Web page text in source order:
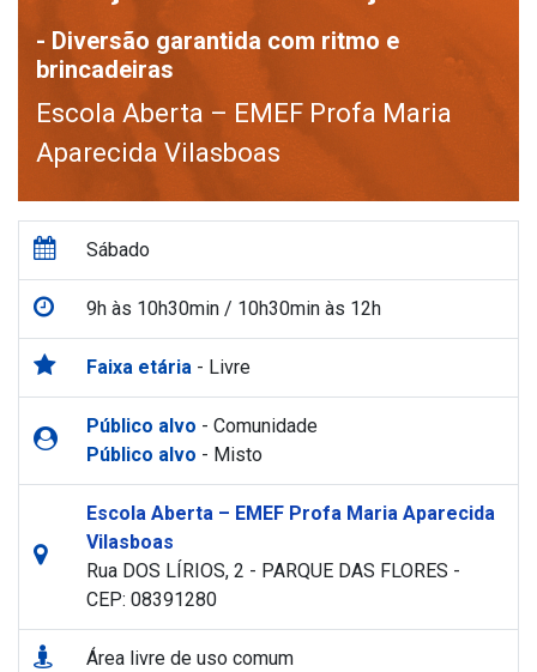
- Diversão garantida com ritmo e
brincadeiras
Escola Aberta – EMEF Profa Maria
Aparecida Vilasboas
Sábado
9h às 10h30min / 10h30min às 12h
Faixa etária - Livre
Público alvo - Comunidade
Público alvo - Misto
Escola Aberta – EMEF Profa Maria Aparecida
Vilasboas
Rua DOS LÍRIOS, 2 - PARQUE DAS FLORES -
CEP: 08391280
Área livre de uso comum